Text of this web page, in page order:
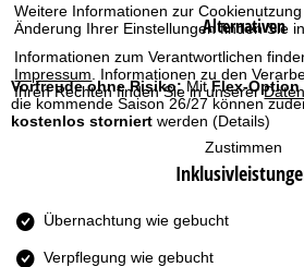
Weitere Informationen zur
Änderung Ihrer Einstellungen finden Sie
Informationen zum Verantwortlichen
Impressum . Informationen zu den
Ihren Rechten finden Sie in unserer
Zustimmen
e
i
t
Alternativen
Vorfreude ohne Risiko: MitFlex-Option
die kommende Saison 26/27 können
kostenlos storniert werden (Details)
Übernachtung wie gebucht
Verpflegung wie gebucht